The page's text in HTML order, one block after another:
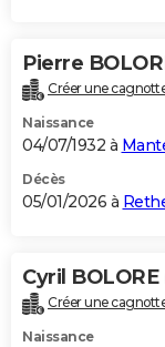
Carte de Noël
Carte Bonne année
Carte Saint-Valentin
Carte Pâques
Carte d'anniversaire
DICTIONNAIRE
Dictionnaire
Biographies
Citations
Expressions
Proverbes
PROGRAMME TV
S'inscrire
Se connecter
Lycées
Collèges
Primaires
Universités
Entreprises
Service militaire
Avis de recherche
AVIS DE DÉCÈS
Bricolage
Lifestyle
Culture
Sport
Auto
Television
Voyage
Cinema
Pierre
Créer une
Naissance
04/07/1932 à
Décès
05/01/2026 à
Cyril BOLORE
Créer une
Naissance